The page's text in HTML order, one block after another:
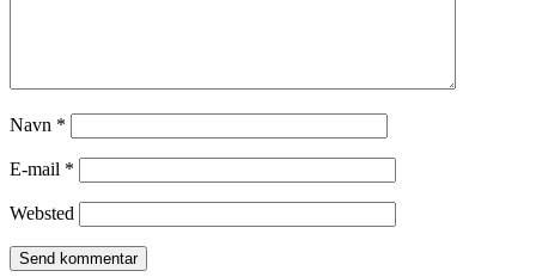
Navn *
E-mail *
Websted